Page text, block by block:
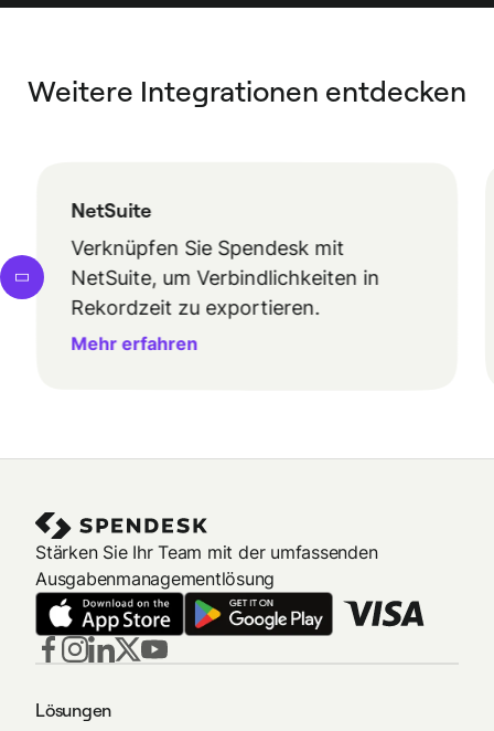
Weitere Integrationen entdecken
NetSuite
Verknüpfen Sie Spendesk mit
NetSuite, um Verbindlichkeiten in
Rekordzeit zu exportieren.
Mehr erfahren
Stärken Sie Ihr Team mit der umfassenden
Ausgabenmanagementlösung
Lösungen